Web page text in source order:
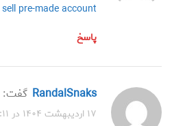
sell pre-made account
پاسخ
RandalSnaks گفت:
۱۷ اردیبهشت ۱۴۰۴ در ۹:۱۱ ق.ظ